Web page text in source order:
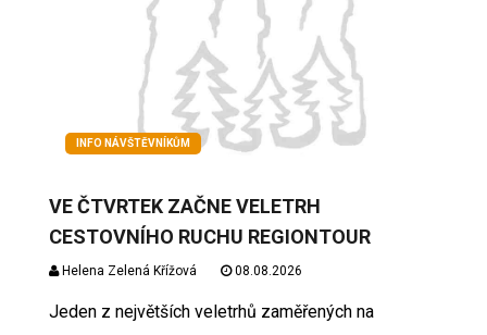
INFO NÁVŠTĚVNÍKŮM
VE ČTVRTEK ZAČNE VELETRH
CESTOVNÍHO RUCHU REGIONTOUR
Helena Zelená Křížová 08.08.2026
Jeden z největších veletrhů zaměřených na